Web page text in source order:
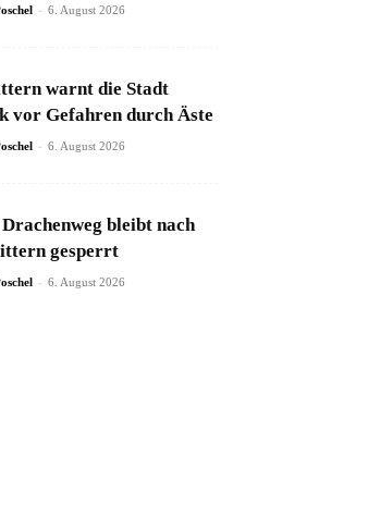
- 6. August 2026
warnt die Stadt
vor Gefahren durch Äste
- 6. August 2026
bleibt nach
gesperrt
- 6. August 2026